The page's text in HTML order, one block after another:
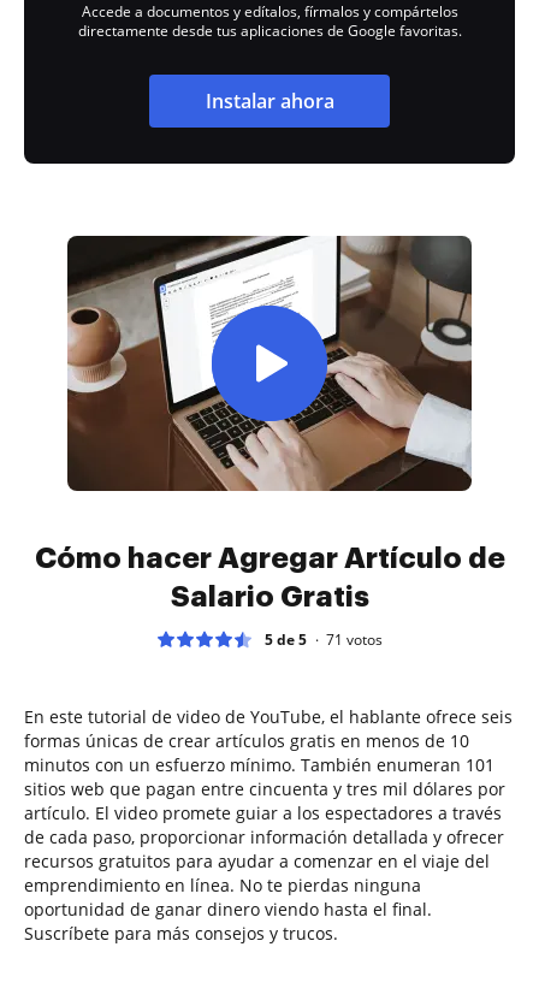
Accede a documentos y edítalos, fírmalos y compártelos
directamente desde tus aplicaciones de Google favoritas.
Instalar ahora
Cómo hacer Agregar Artículo de
Salario Gratis
5 de 5 71 votos
En este tutorial de video de YouTube, el hablante ofrece seis
formas únicas de crear artículos gratis en menos de 10
minutos con un esfuerzo mínimo. También enumeran 101
sitios web que pagan entre cincuenta y tres mil dólares por
artículo. El video promete guiar a los espectadores a través
de cada paso, proporcionar información detallada y ofrecer
recursos gratuitos para ayudar a comenzar en el viaje del
emprendimiento en línea. No te pierdas ninguna
oportunidad de ganar dinero viendo hasta el final.
Suscríbete para más consejos y trucos.